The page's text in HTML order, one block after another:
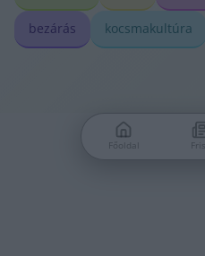
bezárás kocsmakultúra
Főoldal Friss